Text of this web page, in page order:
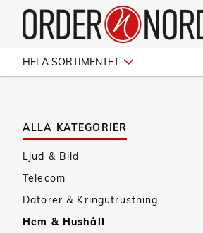
HELA SORTIMENTET
ALLA KATEGORIER
Ljud & Bild
Telecom
Datorer & Kringutrustning
Hem & Hushåll